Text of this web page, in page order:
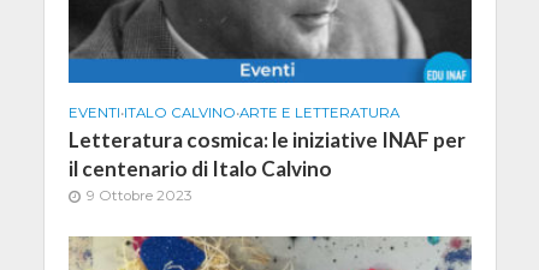
EVENTI•ITALO CALVINO•ARTE E LETTERATURA
Letteratura cosmica: le iniziative INAF per
il centenario di Italo Calvino
9 Ottobre 2023